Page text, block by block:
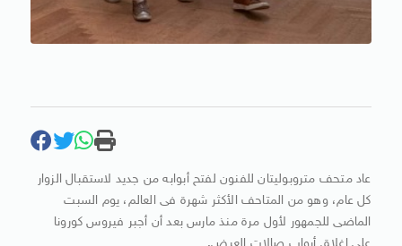
عاد متحف متروبوليتان للفنون لفتح أبوابه من جديد لاستقبال الزوار
كل عام، وهو من المتاحف الأكثر شهرة فى العالم، يوم السبت
الماضى للجمهور لأول مرة منذ مارس بعد أن أجبر فيروس كورونا